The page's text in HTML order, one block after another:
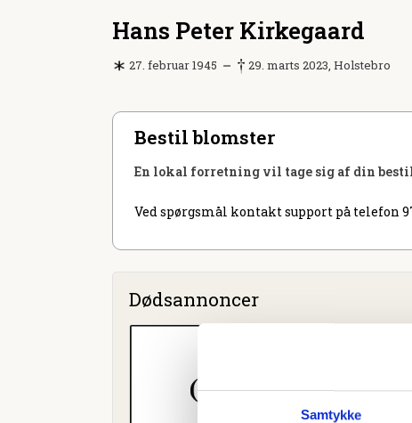
Samtykke
Hans Peter Kirkegaard
27. februar 1945 29. marts 2023, Holstebro
Bestil blomster
En lokal forretning vil tage sig af din
Ved spørgsmål kontakt support på telefon
Dødsannoncer